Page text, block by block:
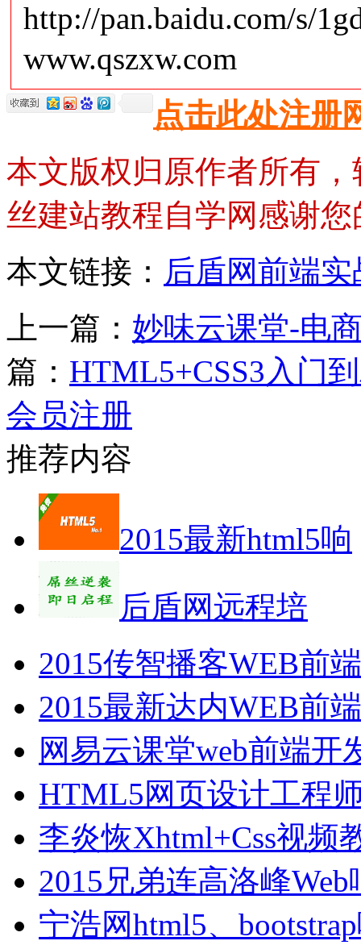
http://pan.baidu.com/s/
www.qszxw.com
点击此处注册
本文版权归原作者所有
丝建站教程自学网感谢
本文链接： 后盾网前端
上一篇： 妙味云课堂-电
篇： HTML5+CSS3入门
会员注册
推荐内容
2015最新html5响
后盾网远程培
2015传智播客WEB前
2015最新达内WEB前
网易云课堂web前端开
HTML5网页设计工程
李炎恢Xhtml+Css视频
2015兄弟连高洛峰
宁浩网html5、